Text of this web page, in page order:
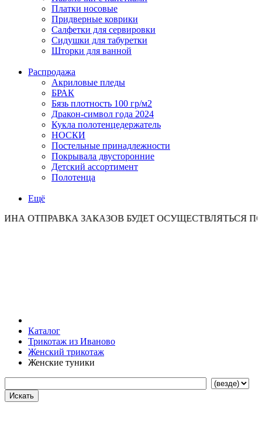
Платки носовые
Придверные коврики
Салфетки для сервировки
Сидушки для табуретки
Шторки для ванной
Распродажа
Акриловые пледы
БРАК
Бязь плотность 100 гр/м2
Дракон-символ года 2024
Кукла полотенцедержатель
НОСКИ
Постельные принадлежности
Покрывала двусторонние
Детский ассортимент
Полотенца
Ещё
ЗАКАЗОВ БУДЕТ ОСУЩЕСТВЛЯТЬСЯ ПО
Каталог
Трикотаж из Иваново
Женский трикотаж
Женские туники